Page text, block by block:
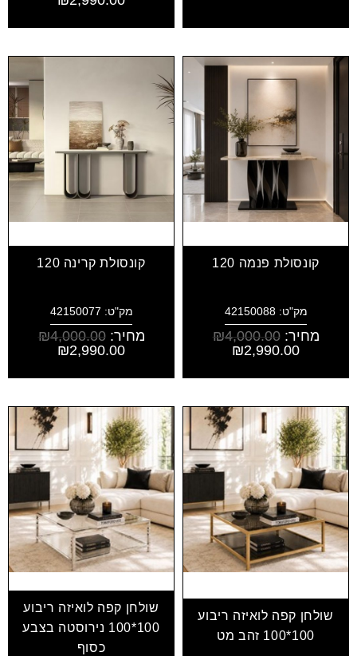
קונסולת פנמה 120
מק"ט: 42150088
מחיר: ₪4,000.00
₪2,990.00
קונסולת קרינה 120
מק"ט: 42150077
מחיר: ₪4,000.00
₪2,990.00
שולחן קפה לואיזה ריבוע
100*100 זהב מט
שולחן קפה לואיזה ריבוע
100*100 נירוסטה בצבע
כסוף